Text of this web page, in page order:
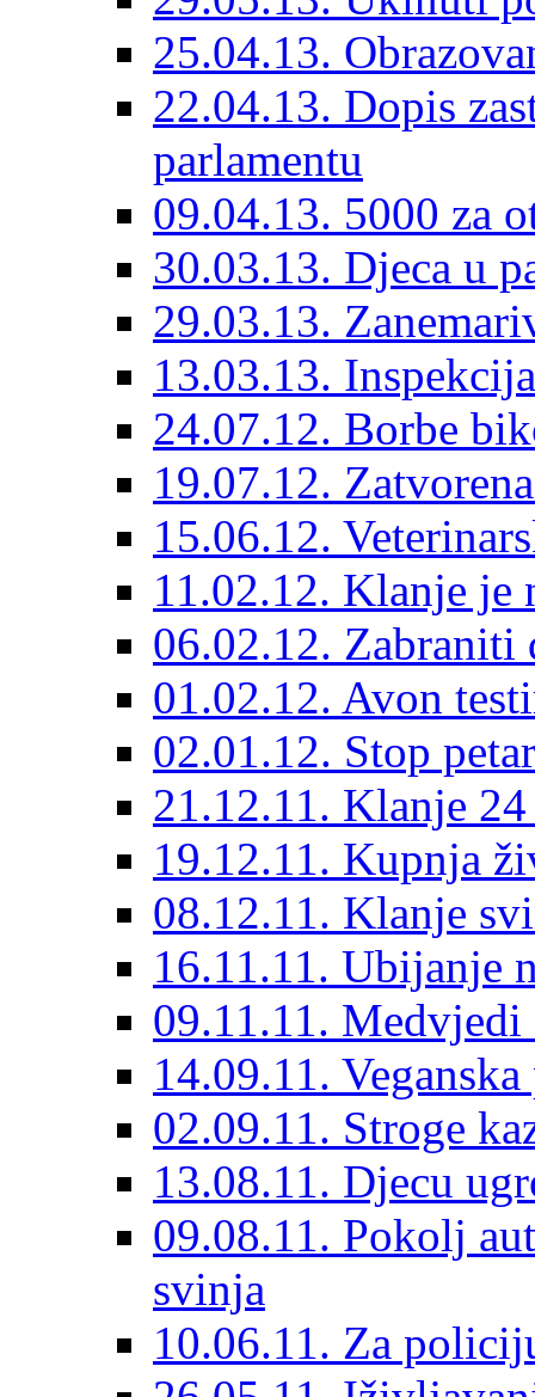
25.04.13.
22.04.13. Dopis
parlamentu
09.04.13. 5000 za
30.03.13. Djeca u
29.03.13.
13.03.13.
24.07.12. Borbe
19.07.12.
15.06.12.
11.02.12. Klanje je
06.02.12. Zabraniti
01.02.12. Avon
02.01.12. Stop
21.12.11. Klanje
19.12.11. Kupnja
08.12.11. Klanje
16.11.11. Ubijanje
09.11.11. Medvjedi
14.09.11.
02.09.11. Stroge
13.08.11. Djecu
09.08.11. Pokolj
svinja
10.06.11. Za